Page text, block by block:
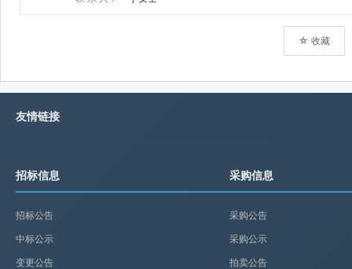
☆ 收藏
友情链接
招标信息
招标公告
中标公示
变更公告
采购信息
采购公告
采购公示
拍卖公告